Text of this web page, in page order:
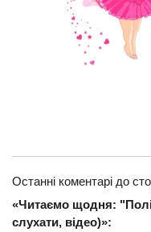
Останні коментарі до
«Читаємо щодня:
слухати, відео)»: